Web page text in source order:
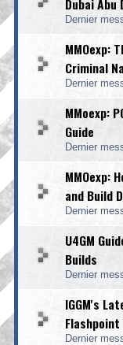
Dubai
Dernier
MMOexp:
Criminal
Dernier
MMoexp:
Guide
Dernier
MMOexp:
and Build
Dernier
U4GM
Builds
Dernier
IGGM's
Dernier